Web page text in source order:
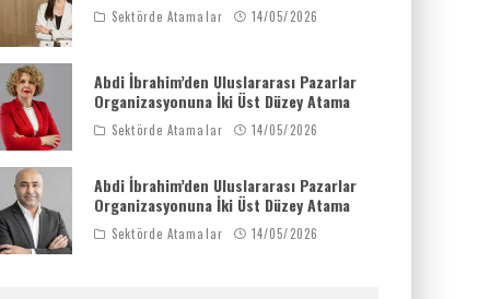
Sektörde Atamalar 14/05/2026
Abdi İbrahim’den Uluslararası Pazarlar
Organizasyonuna İki Üst Düzey Atama
Sektörde Atamalar 14/05/2026
Abdi İbrahim’den Uluslararası Pazarlar
Organizasyonuna İki Üst Düzey Atama
Sektörde Atamalar 14/05/2026